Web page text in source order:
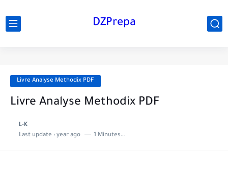
DZPrepa
Livre Analyse Methodix PDF
Livre Analyse Methodix PDF
L-K
Last update : year ago 1 Minutes to read